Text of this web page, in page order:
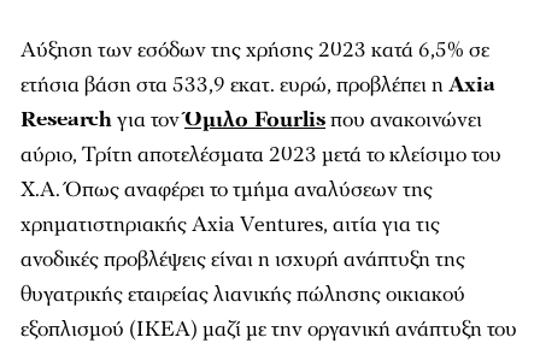
Αύξηση των εσόδων της χρήσης 2023 κατά 6,5% σε
ετήσια βάση στα 533,9 εκατ. ευρώ, προβλέπει ηAxia
Researchγια τονΌμιλο Fourlisπου ανακοινώνει
αύριο, Τρίτη αποτελέσματα 2023 μετά το κλείσιμο του
Χ.Α. Όπως αναφέρει το τμήμα αναλύσεων της
χρηματιστηριακής Axia Ventures, αιτία για τις
ανοδικές προβλέψεις είναι η ισχυρή ανάπτυξη της
θυγατρικής εταιρείας λιανικής πώλησης οικιακού
εξοπλισμού (ΙΚΕΑ) μαζί με την οργανική ανάπτυξη του